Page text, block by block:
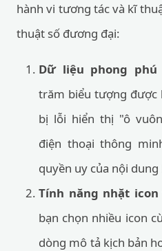
hành vi tương tác và kĩ
thuật số đương đại:
Dữ liệu phong phú
trăm biểu tượng được
bị lỗi hiển thị "ô
điện thoại thông
quyền uy của nội dung
Tính năng nhặt
bạn chọn nhiều icon
dòng mô tả kịch bản